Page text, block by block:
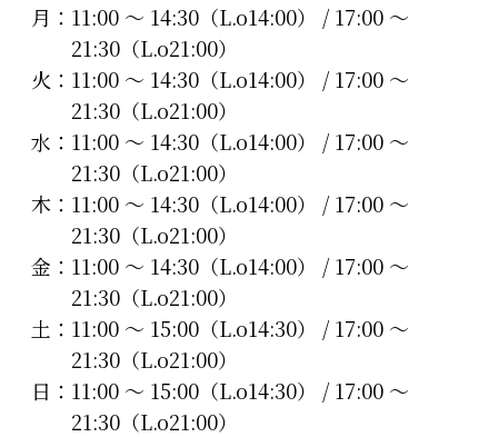
月： 11:00 〜 14:30（L.o14:00） / 17:00 〜
21:30（L.o21:00）
火： 11:00 〜 14:30（L.o14:00） / 17:00 〜
21:30（L.o21:00）
水： 11:00 〜 14:30（L.o14:00） / 17:00 〜
21:30（L.o21:00）
木： 11:00 〜 14:30（L.o14:00） / 17:00 〜
21:30（L.o21:00）
金： 11:00 〜 14:30（L.o14:00） / 17:00 〜
21:30（L.o21:00）
土： 11:00 〜 15:00（L.o14:30） / 17:00 〜
21:30（L.o21:00）
日： 11:00 〜 15:00（L.o14:30） / 17:00 〜
21:30（L.o21:00）